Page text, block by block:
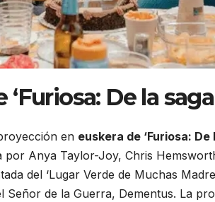
De la
en euskera de ‘Furiosa: De
por Anya Taylor-Joy, Chris
del ‘Lugar Verde de Muchas
Señor de la Guerra, Dementus. La